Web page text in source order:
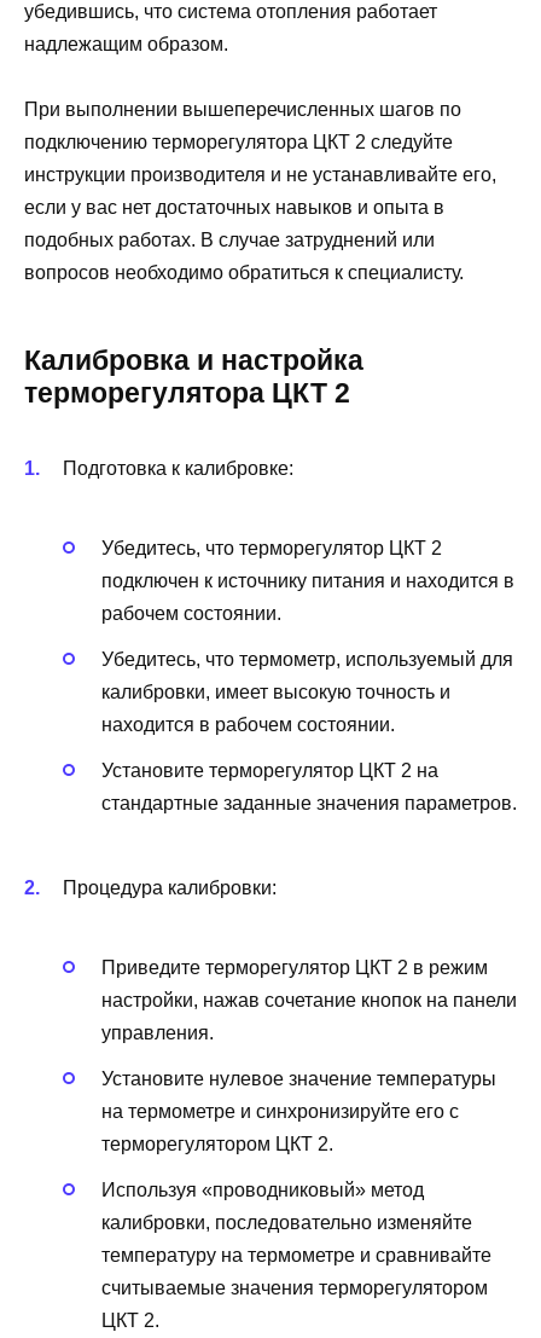
убедившись, что система отопления работает
надлежащим образом.
При выполнении вышеперечисленных шагов по
подключению терморегулятора ЦКТ 2 следуйте
инструкции производителя и не устанавливайте его,
если у вас нет достаточных навыков и опыта в
подобных работах. В случае затруднений или
вопросов необходимо обратиться к специалисту.
Калибровка и настройка
терморегулятора ЦКТ 2
Подготовка к калибровке:
Убедитесь, что терморегулятор ЦКТ 2
подключен к источнику питания и находится в
рабочем состоянии.
Убедитесь, что термометр, используемый для
калибровки, имеет высокую точность и
находится в рабочем состоянии.
Установите терморегулятор ЦКТ 2 на
стандартные заданные значения параметров.
Процедура калибровки:
Приведите терморегулятор ЦКТ 2 в режим
настройки, нажав сочетание кнопок на панели
управления.
Установите нулевое значение температуры
на термометре и синхронизируйте его с
терморегулятором ЦКТ 2.
Используя «проводниковый» метод
калибровки, последовательно изменяйте
температуру на термометре и сравнивайте
считываемые значения терморегулятором
ЦКТ 2.